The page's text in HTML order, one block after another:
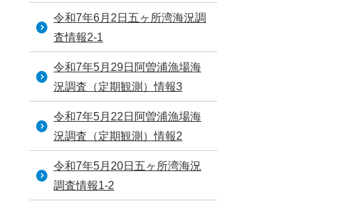
令和7年6月2日五ヶ所湾海況調
査情報2-1
令和7年5月29日阿曽浦漁場海
況調査（定期観測）情報3
令和7年5月22日阿曽浦漁場海
況調査（定期観測）情報2
令和7年5月20日五ヶ所湾海況
調査情報1-2